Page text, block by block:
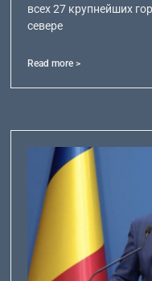
всех 27 крупнейших
севере
Read more >